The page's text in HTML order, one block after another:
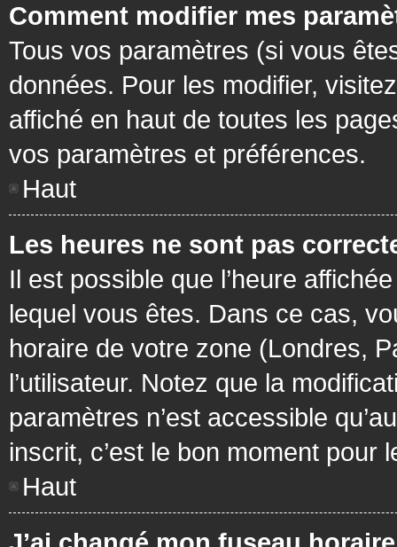
Comment modifier mes
Tous vos paramètres (si vous
données. Pour les modifier,
affiché en haut de toutes les
vos paramètres et préférences.
Haut
Les heures ne sont pas
Il est possible que l’heure
lequel vous êtes. Dans ce cas,
horaire de votre zone (Londres,
l’utilisateur. Notez que la
paramètres n’est accessible
inscrit, c’est le bon moment pour
Haut